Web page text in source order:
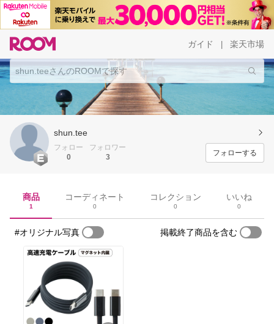
ガイド 楽天市場
shun.tee
フォロー
0
フォロワー
3
フォローする
商品
1
コーディネート
0
コレクション
0
いいね
0
#オリジナル写真 掲載終了商品を含む